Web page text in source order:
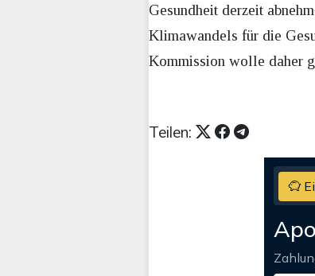
Gesundheit derzeit
Klimawandels für die
Kommission wolle daher
Teilen: